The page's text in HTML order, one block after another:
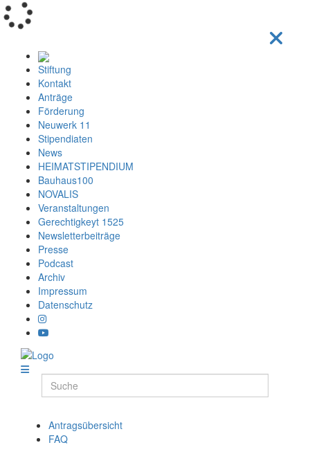
Stiftung
Kontakt
Anträge
Förderung
Neuwerk 11
Stipendiaten
News
HEIMATSTIPENDIUM
Bauhaus100
NOVALIS
Veranstaltungen
Gerechtigkeyt 1525
Newsletterbeiträge
Presse
Podcast
Archiv
Impressum
Datenschutz
Antragsübersicht
FAQ